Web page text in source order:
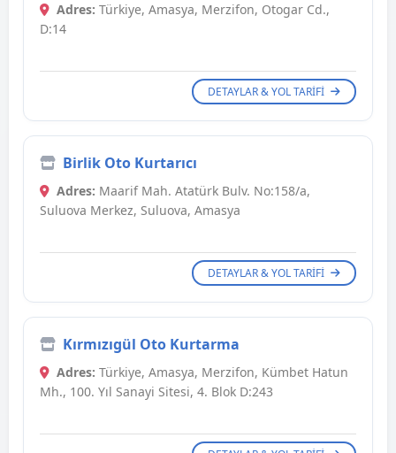
Adres: Türkiye, Amasya, Merzifon, Otogar Cd.,
D:14
DETAYLAR & YOL TARIFI
Birlik Oto Kurtarıcı
Adres: Maarif Mah. Atatürk Bulv. No:158/a,
Suluova Merkez, Suluova, Amasya
DETAYLAR & YOL TARIFI
Kırmızıgül Oto Kurtarma
Adres: Türkiye, Amasya, Merzifon, Kümbet Hatun
Mh., 100. Yıl Sanayi Sitesi, 4. Blok D:243